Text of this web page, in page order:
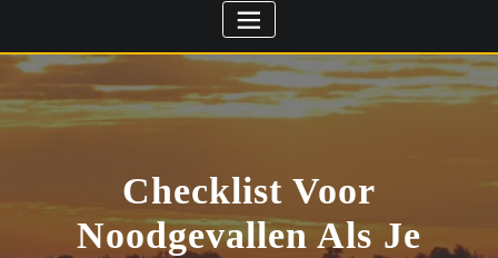
Checklist Voor
Noodgevallen Als Je